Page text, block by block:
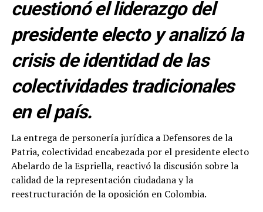
cuestionó el liderazgo del
presidente electo y analizó la
crisis de identidad de las
colectividades tradicionales
en el país.
La entrega de personería jurídica a Defensores de la
Patria, colectividad encabezada por el presidente electo
Abelardo de la Espriella, reactivó la discusión sobre la
calidad de la representación ciudadana y la
reestructuración de la oposición en Colombia.